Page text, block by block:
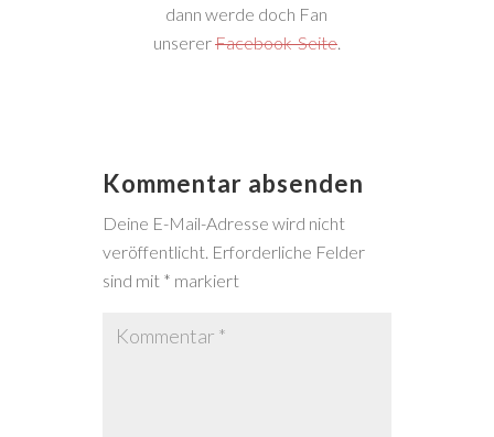
dann werde doch Fan
unsererFacebook-Seite.
Kommentar absenden
Deine E-Mail-Adresse wird nicht
veröffentlicht. Erforderliche Felder
sind mit * markiert